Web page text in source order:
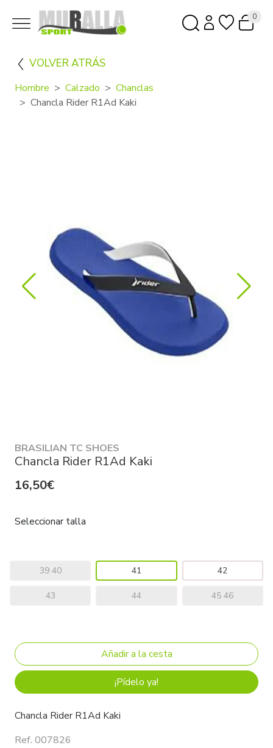
0
VOLVER ATRÁS
Hombre Calzado
Chanclas
Chancla Rider R1Ad Kaki
BRASILIAN TC SHOES
Chancla Rider R1Ad Kaki
16,50€
Seleccionar talla
39 40 41 42
43 44 45 46
¡Pídelo ya!
Chancla Rider R1Ad Kaki
Ref. 007826